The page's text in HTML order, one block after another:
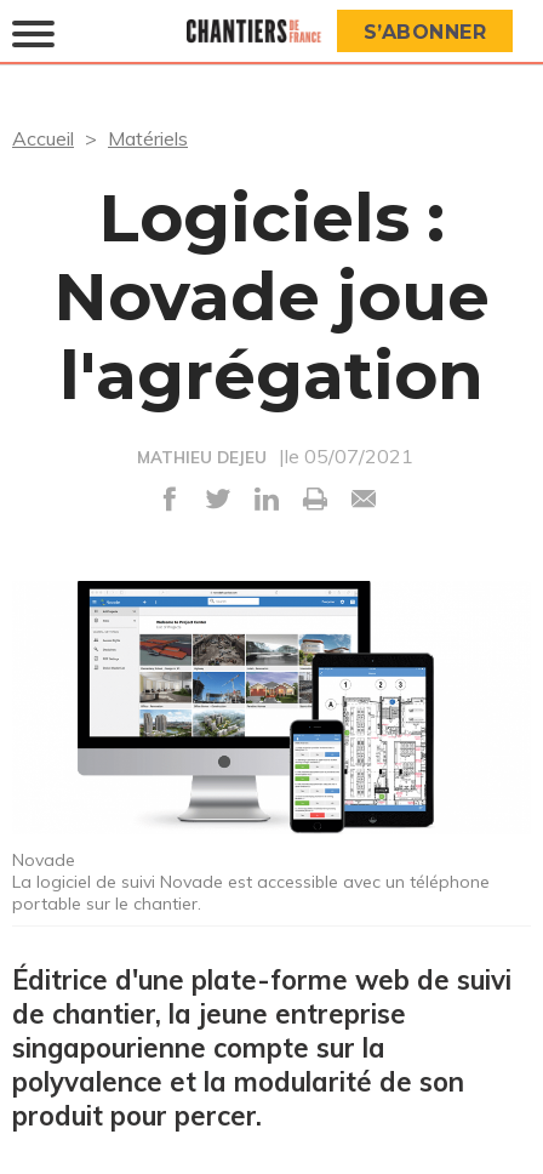
S’ABONNER
Accueil Matériels
Logiciels :
Novade joue
l'agrégation
MATHIEU DEJEU |le 05/07/2021
Novade
La logiciel de suivi Novade est accessible avec un téléphone
portable sur le chantier.
Éditrice d'une plate-forme web de suivi
de chantier, la jeune entreprise
singapourienne compte sur la
polyvalence et la modularité de son
produit pour percer.